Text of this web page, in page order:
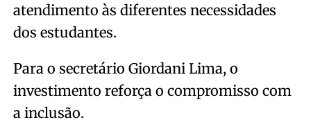
atendimento às diferentes necessidades
dos estudantes.
Para o secretário Giordani Lima, o
investimento reforça o compromisso com
a inclusão.